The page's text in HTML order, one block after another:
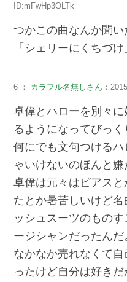
ID:mFwHp3OLTk
つかこの曲なんか聞
「シェリーにくちづ
6 ： カラフル名無しさん ：
卓偉とハローを別々
るようになってびっく
何にでも文句つける
ゃいけないのほんと嫌
卓偉は元々はピアス
たとか暑苦しいけど
ッシュスーツのもの
ージシャンだったんだ
なかなか売れなくて
ったけど自分は好き